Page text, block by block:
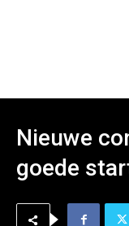
Nieuwe
goede